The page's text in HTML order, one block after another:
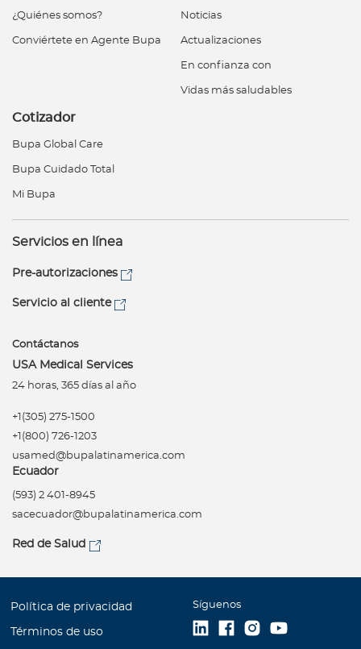
¿Quiénes somos?
Conviértete en Agente Bupa
Noticias
Actualizaciones
En confianza con
Vidas más saludables
Cotizador
Bupa Global Care
Bupa Cuidado Total
Mi Bupa
Servicios en línea
Pre-autorizaciones
Servicio al cliente
Contáctanos
USA Medical Services
24 horas, 365 días al año
+1(305) 275-1500
+1(800) 726-1203
usamed@bupalatinamerica.com
Ecuador
(593) 2 401-8945
sacecuador@bupalatinamerica.com
Red de Salud
Política de privacidad
Términos de uso
Síguenos